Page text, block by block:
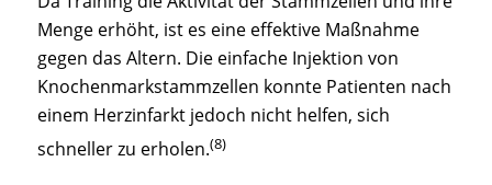
Menge erhöht, ist es eine effektive Maßnahme
gegen das Altern. Die einfache Injektion von
Knochenmarkstammzellen konnte Patienten nach
einem Herzinfarkt jedoch nicht helfen, sich
schneller zu erholen.(8)